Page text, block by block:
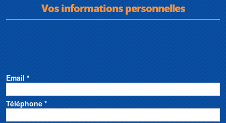
Vos informations personnelles
Email *
Téléphone *